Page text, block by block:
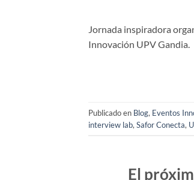
Jornada inspiradora
Innovación UPV Gandia.
Publicado en Blog, Eventos
interview lab, Safor Conecta,
El